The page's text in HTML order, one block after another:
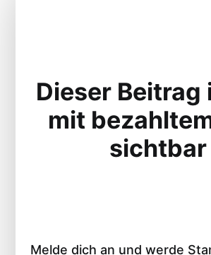
Dieser Beitrag
mit
sichtbar
Melde dich an und werde